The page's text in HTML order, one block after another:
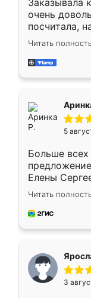
Заказывала
очень
посчитала,
Замерщик
делу со
за день,
Читать
5
Больше
Елены
короткие
для замера
предложил
Читать
3